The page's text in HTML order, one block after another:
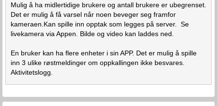
Mulig å ha midlertidige brukere og antall brukere er ubegrenset.
Det er mulig å få varsel når noen beveger seg framfor
kameraen.Kan spille inn opptak som legges på server. Se
livekamera via Appen. Bilde og video kan laddes ned.
En bruker kan ha flere enheter i sin APP. Det er mulig å spille
inn 3 ulike røstmeldinger om oppkallingen ikke besvares.
Aktivitetslogg.